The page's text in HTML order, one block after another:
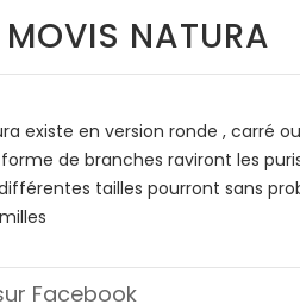
MOVIS NATURA
existe en version ronde , carré
de branches raviront les
tailles pourront sans
Facebook